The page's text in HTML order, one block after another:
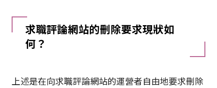
求職評論網站的刪除要求現狀如
何？
上述是在向求職評論網站的運營者自由地要求刪除